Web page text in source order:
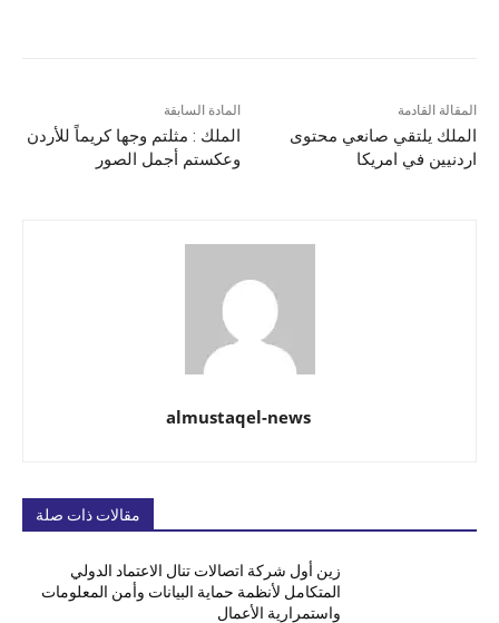
المادة السابقة
الملك : مثلتم وجها كريماً للأردن
وعكستم أجمل الصور
المقالة القادمة
الملك يلتقي صانعي محتوى
اردنيين في امريكا
almustaqel-news
مقالات ذات صلة
زين أول شركة اتصالات تنال الاعتماد الدولي
المتكامل لأنظمة حماية البيانات وأمن المعلومات
واستمرارية الأعمال